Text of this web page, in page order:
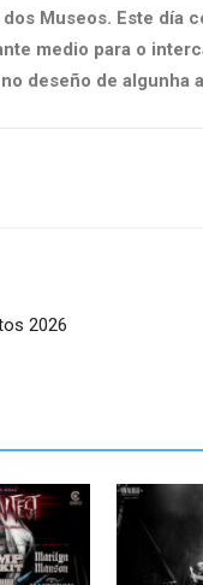
Museos. Este
medio para o
deseño de algunha
2026